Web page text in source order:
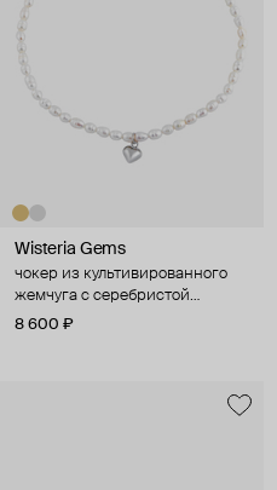
Wisteria Gems
чокер из культивированного
жемчуга с серебристой
подвеской-сердцем
8 600 ₽